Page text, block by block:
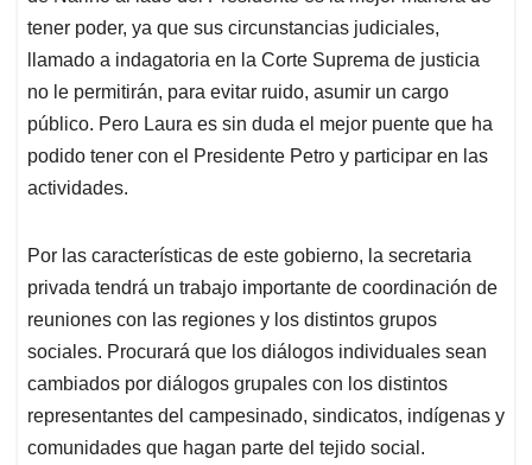
tener poder, ya que sus circunstancias judiciales,
llamado a indagatoria en la Corte Suprema de justicia
no le permitirán, para evitar ruido, asumir un cargo
público. Pero Laura es sin duda el mejor puente que ha
podido tener con el Presidente Petro y participar en las
actividades.
Por las características de este gobierno, la secretaria
privada tendrá un trabajo importante de coordinación de
reuniones con las regiones y los distintos grupos
sociales. Procurará que los diálogos individuales sean
cambiados por diálogos grupales con los distintos
representantes del campesinado, sindicatos, indígenas y
comunidades que hagan parte del tejido social.